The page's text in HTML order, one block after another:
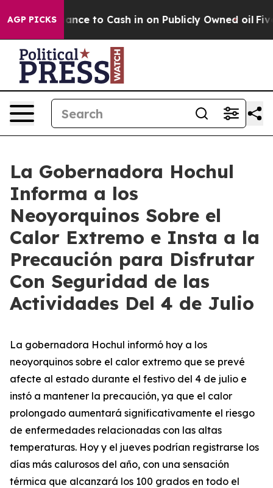
AGP PICKS
to Cash in on Publicly Owned oil Five Questions
La Gobernadora Hochul
Informa a los
Neoyorquinos Sobre el
Calor Extremo e Insta a la
Precaución para Disfrutar
Con Seguridad de las
Actividades Del 4 de Julio
La gobernadora Hochul informó hoy a los
neoyorquinos sobre el calor extremo que se prevé
afecte al estado durante el festivo del 4 de julio e
instó a mantener la precaución, ya que el calor
prolongado aumentará significativamente el riesgo
de enfermedades relacionadas con las altas
temperaturas. Hoy y el jueves podrían registrarse los
días más calurosos del año, con una sensación
térmica que alcanzará los 100 grados en todo el